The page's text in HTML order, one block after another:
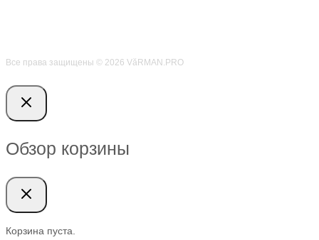
Все права защищены © 2026 VӑRMAN.PRO
Обзор корзины
Корзина пуста.